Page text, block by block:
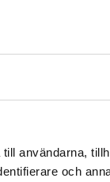
användarna,
och